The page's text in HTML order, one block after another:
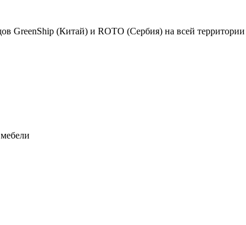
GreenShip (Китай) и ROTO (Сербия) на всей